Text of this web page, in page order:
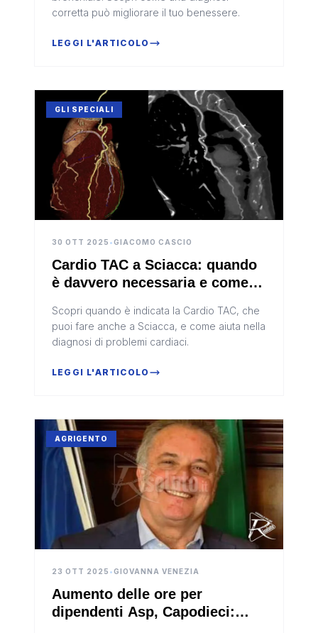
corretta può migliorare il tuo benessere.
LEGGI L'ARTICOLO
GLI SPECIALI
30 OTT 2025 •GIACOMO CASCIO
Cardio TAC a Sciacca: quando
è davvero necessaria e come
Scopri quando è indicata la Cardio TAC, che
puoi fare anche a Sciacca, e come aiuta nella
diagnosi di problemi cardiaci.
LEGGI L'ARTICOLO
AGRIGENTO
23 OTT 2025 •GIOVANNA VENEZIA
Aumento delle ore per
dipendenti Asp, Capodieci: